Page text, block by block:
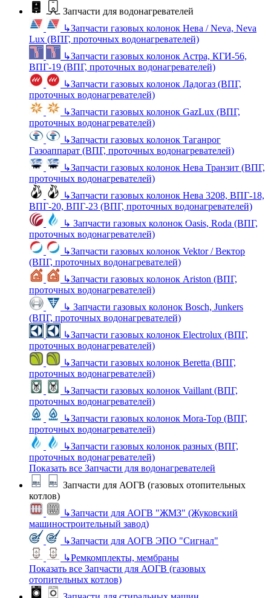
Запчасти для водонагревателей
↳Запчасти газовых колонок Нева / Neva, Neva
Lux (ВПГ, проточных водонагревателей)
↳Запчасти газовых колонок Астра, КГИ-56,
ВПГ-19 (ВПГ, проточных водонагревателей)
↳Запчасти газовых колонок Ладогаз (ВПГ,
проточных водонагревателей)
↳Запчасти газовых колонок GazLux (ВПГ,
проточных водонагревателей)
↳Запчасти газовых колонок Таганрог
Газоаппарат (ВПГ, проточных водонагревателей)
↳Запчасти газовых колонок Нева Транзит (ВПГ,
проточных водонагревателей)
↳Запчасти газовых колонок Нева 3208, ВПГ-18,
ВПГ-20, ВПГ-23 (ВПГ, проточных водонагревателей)
↳ Запчасти газовых колонок Oasis, Roda (ВПГ,
проточных водонагревателей)
↳Запчасти газовых колонок Vektor / Вектор
(ВПГ, проточных водонагревателей)
↳Запчасти газовых колонок Ariston (ВПГ,
проточных водонагревателей)
↳ Запчасти газовых колонок Bosch, Junkers
(ВПГ, проточных водонагревателей)
↳Запчасти газовых колонок Electrolux (ВПГ,
проточных водонагревателей)
↳Запчасти газовых колонок Beretta (ВПГ,
проточных водонагревателей)
↳Запчасти газовых колонок Vaillant (ВПГ,
проточных водонагревателей)
↳Запчасти газовых колонок Mora-Top (ВПГ,
проточных водонагревателей)
↳Запчасти газовых колонок разных (ВПГ,
проточных водонагревателей)
Показать все Запчасти для водонагревателей
Запчасти для АОГВ (газовых отопительных
котлов)
↳Запчасти для АОГВ "ЖМЗ" (Жуковский
машиностроительный завод)
↳Запчасти для АОГВ ЭПО "Сигнал"
↳Ремкомплекты, мембраны
Показать все Запчасти для АОГВ (газовых
отопительных котлов)